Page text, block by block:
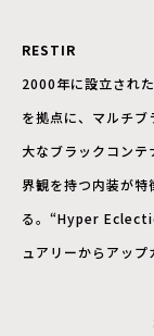
RESTIR
2000年に設立され
を拠点に、マルチ
大なブラックコン
界観を持つ内装が
る。“Hyper
ュアリーからアップ